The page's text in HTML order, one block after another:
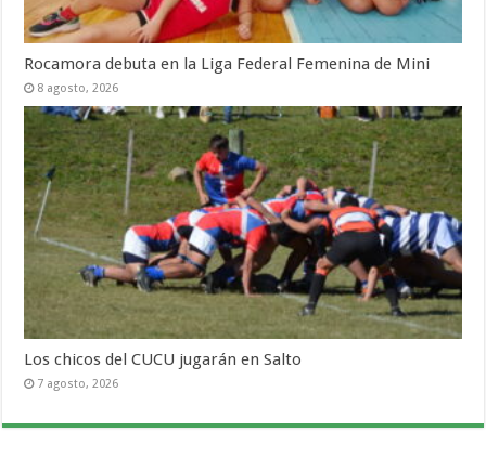
Rocamora debuta en la Liga Federal Femenina de Mini
8 agosto, 2026
Los chicos del CUCU jugarán en Salto
7 agosto, 2026